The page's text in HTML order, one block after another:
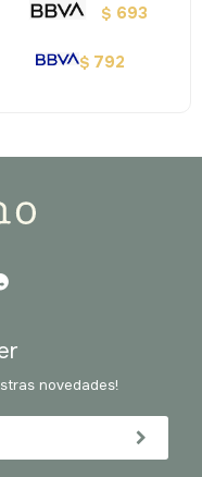
$ 693
$ 792
novedades!